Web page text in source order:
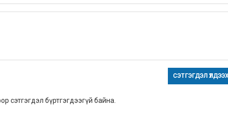
СЭТГЭГДЭЛ
сэтгэгдэл бүртгэгдээгүй байна.